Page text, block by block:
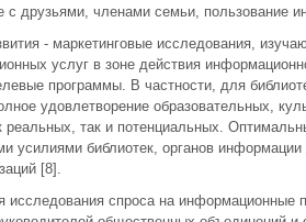
друзьями, членами семьи, пользование
- маркетинговые исследования,
услуг в зоне действия
программы. В частности, для
удовлетворение образовательных,
реальных, так и потенциальных.
усилиями библиотек, органов
[8].
исследования спроса на информационные